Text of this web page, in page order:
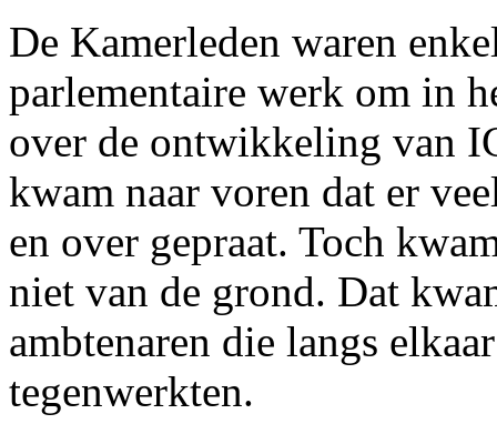
De Kamerleden waren
parlementaire werk om in
over de ontwikkeling van
kwam naar voren dat er
en over gepraat. Toch
niet van de grond. Dat
ambtenaren die langs
tegenwerkten.